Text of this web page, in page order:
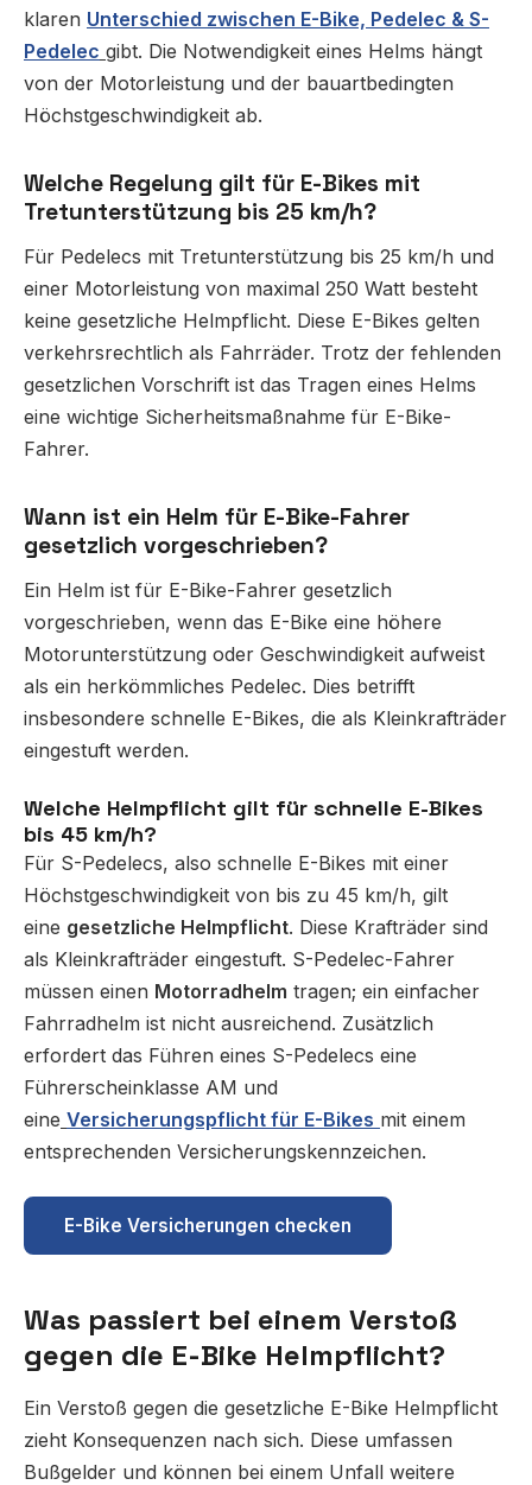
klaren Unterschied zwischen E-Bike, Pedelec & S-
Pedelec gibt. Die Notwendigkeit eines Helms hängt
von der Motorleistung und der bauartbedingten
Höchstgeschwindigkeit ab.
Welche Regelung gilt für E-Bikes mit
Tretunterstützung bis 25 km/h?
Für Pedelecs mit Tretunterstützung bis 25 km/h und
einer Motorleistung von maximal 250 Watt besteht
keine gesetzliche Helmpflicht. Diese E-Bikes gelten
verkehrsrechtlich als Fahrräder. Trotz der fehlenden
gesetzlichen Vorschrift ist das Tragen eines Helms
eine wichtige Sicherheitsmaßnahme für E-Bike-
Fahrer.
Wann ist ein Helm für E-Bike-Fahrer
gesetzlich vorgeschrieben?
Ein Helm ist für E-Bike-Fahrer gesetzlich
vorgeschrieben, wenn das E-Bike eine höhere
Motorunterstützung oder Geschwindigkeit aufweist
als ein herkömmliches Pedelec. Dies betrifft
insbesondere schnelle E-Bikes, die als Kleinkrafträder
eingestuft werden.
Welche Helmpflicht gilt für schnelle E-Bikes
bis 45 km/h?
Für S-Pedelecs, also schnelle E-Bikes mit einer
Höchstgeschwindigkeit von bis zu 45 km/h, gilt
eine gesetzliche Helmpflicht. Diese Krafträder sind
als Kleinkrafträder eingestuft. S-Pedelec-Fahrer
müssen einen Motorradhelm tragen; ein einfacher
Fahrradhelm ist nicht ausreichend. Zusätzlich
erfordert das Führen eines S-Pedelecs eine
Führerscheinklasse AM und
eine Versicherungspflicht für E-Bikes mit einem
entsprechenden Versicherungskennzeichen.
E-Bike Versicherungen checken
Was passiert bei einem Verstoß
gegen die E-Bike Helmpflicht?
Ein Verstoß gegen die gesetzliche E-Bike Helmpflicht
zieht Konsequenzen nach sich. Diese umfassen
Bußgelder und können bei einem Unfall weitere